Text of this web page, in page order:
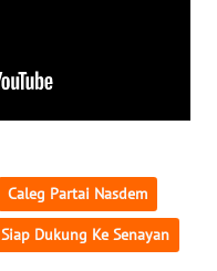
Caleg Partai Nasdem
Siap Dukung Ke Senayan